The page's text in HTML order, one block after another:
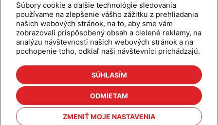
Súbory cookie a ďalšie technológie sledovania
používame na zlepšenie vášho zážitku z prehliadania
našich webových stránok, na to, aby sme vám
zobrazovali prispôsobený obsah a cielené reklamy, na
analýzu návštevnosti našich webových stránok a na
pochopenie toho, odkiaľ naši návštevníci prichádzajú.
SÚHLASÍM
ODMIETAM
ZMENIŤ MOJE NASTAVENIA
Domov
Produkty
Aktuality
Odber šikovné tipy
Kalkulačky
Cenníky
Na stiahnutie
Referencie
Kontakt